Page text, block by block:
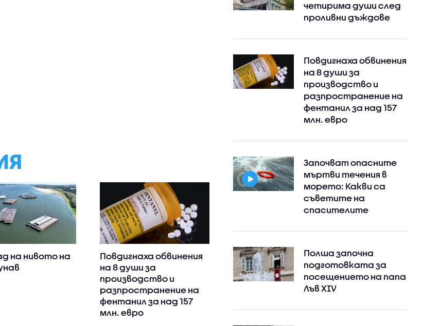
на нивото на
Повдигнаха обвинения
на 8 души за
производство и
разпространение на
фентанил за над 157
млн. евро
четирима души след
проливни дъждове
Повдигнаха обвинения
на 8 души за
производство и
разпространение на
фентанил за над 157
млн. евро
Започват опасните
мъртви течения в
морето: Какви са
съветите на
спасителите
Полша започна
подготовката за
посещението на папа
Лъв XIV